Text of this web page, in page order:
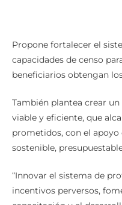
Propone fortalecer el
capacidades de censo
beneficiarios obtengan
También plantea crear
viable y eficiente, que
prometidos, con el
sostenible,
“Innovar el sistema de
incentivos perversos,